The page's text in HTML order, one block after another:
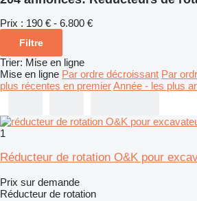
Prix : 190 € - 6.800 €
Filtre
Trier: Mise en ligne
Mise en ligne Par ordre décroissant Par
plus récentes en premierAnnée - les plus
1
Réducteur de rotation O&K pour
Prix sur demande
Réducteur de rotation